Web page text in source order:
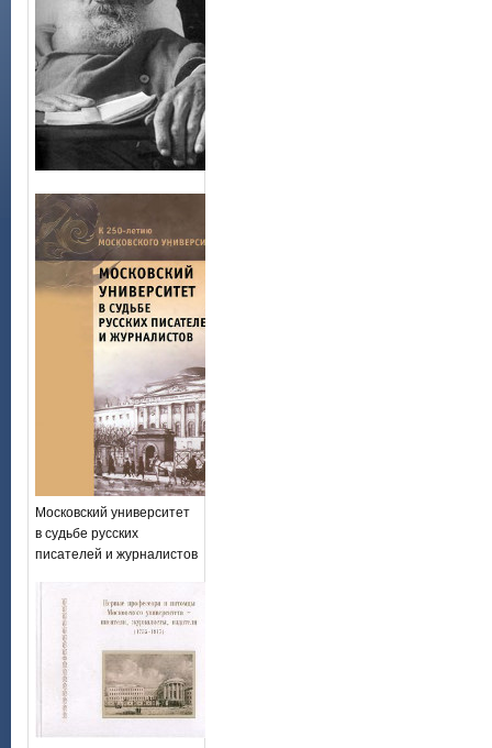
Московский университет
в судьбе русских
писателей и журналистов